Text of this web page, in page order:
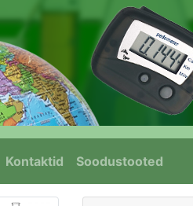
Kontaktid Soodustooted